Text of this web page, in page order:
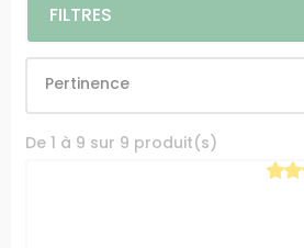
FILTRES
Pertinence
De 1 à 9 sur 9 produit(s)